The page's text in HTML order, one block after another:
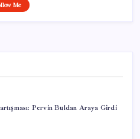
Me
Pervin Buldan Araya Girdi